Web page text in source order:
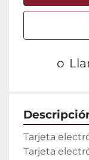
o
Tarjeta
Tarjeta